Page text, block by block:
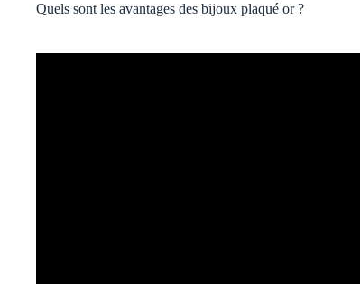
Quels sont les avantages des bijoux plaqué or ?